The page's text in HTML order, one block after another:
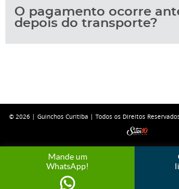
O pagamento ocorre
depois do transporte?
© 2026 | Guinchos Curitiba | Todos os Direitos
Mande um
WhatsApp!